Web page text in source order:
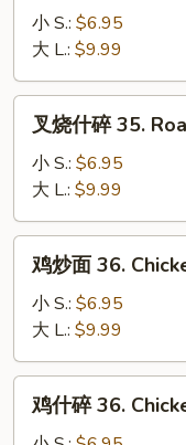
35.
Roast
Pork
Chow
Mein
小 S.: $6.95
大 L.: $9.99
叉
35.
Roast
Pork
Chop
Suey
叉烧什碎 35.
小 S.: $6.95
大 L.: $9.99
鸡
36.
Chicken
Chow
Mein
鸡炒面 36.
小 S.: $6.95
大 L.: $9.99
鸡
鸡什碎 36.